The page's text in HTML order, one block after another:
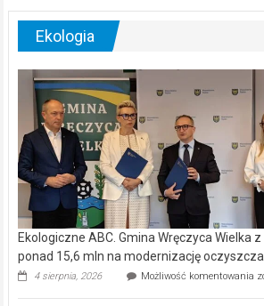
Ekologia
Ekologiczne ABC. Gmina Wręczyca Wielka
ponad 15,6 mln na modernizację
4 sierpnia, 2026 Możliwość komentowania